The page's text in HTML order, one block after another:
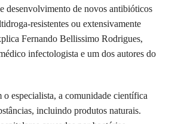
desenvolvimento de novos antibióticos
resistentes ou extensivamente
Fernando Bellissimo Rodrigues,
infectologista e um dos autores do
especialista, a comunidade científica
incluindo produtos naturais.